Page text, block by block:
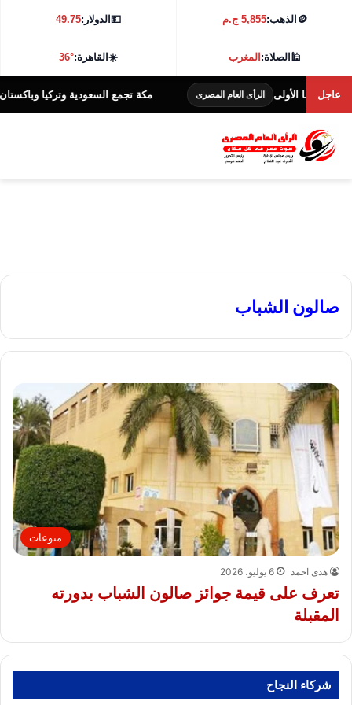
🪙 الذهب:5,855 ج.م 💵الدولار:49.75
🕌الصلاة:المغرب ☀️القاهرة:36°
عاجلالأولى الرأى العام المصرى مكة تجمع السعودية وتركيا وباكستان
صالون الشباب
منوعات
هدى احمد 6 يوليو، 2026
تعرف على قيمة جوائز صالون الشباب بدورته
المقبلة
شركاء النجاح